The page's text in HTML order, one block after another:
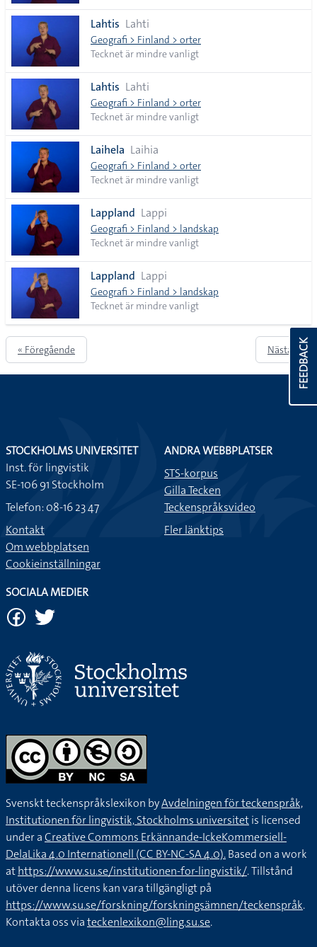
Lahtis Lahti
Geografi > Finland > orter
Tecknet är mindre vanligt
Lahtis Lahti
Geografi > Finland > orter
Tecknet är mindre vanligt
Laihela Laihia
Geografi > Finland > orter
Tecknet är mindre vanligt
Lappland Lappi
Geografi > Finland > landskap
Tecknet är mindre vanligt
Lappland Lappi
Geografi > Finland > landskap
Tecknet är mindre vanligt
« Föregående Nästa » FEEDBACK
STOCKHOLMS UNIVERSITET
Inst. för lingvistik
SE-106 91 Stockholm
Telefon: 08-16 23 47
Kontakt
Om webbplatsen
Cookieinställningar
ANDRA WEBBPLATSER
STS-korpus
Gilla Tecken
Teckenspråksvideo
Fler länktips
SOCIALA MEDIER
Svenskt teckenspråkslexikon byAvdelningen för teckenspråk,
Institutionen för lingvistik, Stockholms universitetis licensed
under aCreative Commons Erkännande-IckeKommersiell-
DelaLika 4.0 Internationell (CC BY-NC-SA 4.0).Based on a work
athttps://www.su.se/institutionen-for-lingvistik/. Tillstånd
utöver denna licens kan vara tillgängligt på
https://www.su.se/forskning/forskningsämnen/teckenspråk.
Kontakta oss viateckenlexikon@ling.su.se.